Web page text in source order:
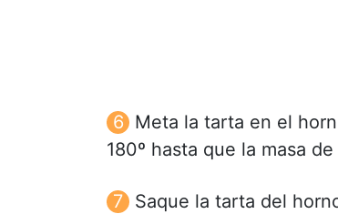
Meta la tarta en el
180º hasta que la masa
Saque la tarta del